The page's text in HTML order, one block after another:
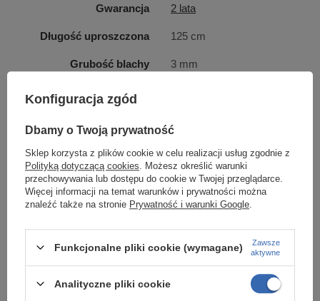
Potrzebujesz pomocy przy
konfiguracji własnego regału?
Skontaktuj się z nami, a pomożemy Ci dobrać
elementy składowe o odpowiednim wymiarze oraz
kompatybilności.
Dodatkowo istnieje możliwość pomalowania
Podaj symbol wybranej barwy z palety RAL, a
otrzymasz wycenę.
Tel.:801 000 955
Tel.:41 24 35 955 wew. 812
Mail:kontakt@e-regaly.pl
Gwarancja 2 lata
Długość uproszczona 125 cm
Grubość blachy 3 mm
Wykończenie
Kolor Czarny mat
DO POBRANIA
Zasoby dotyczące bezpieczeństwa i produktów
Instrukcja z informacją o bezpieczeństwie
Konfiguracja zgód
Dbamy o Twoją prywatność
Sklep korzysta z plików cookie w celu realizacji usług zgodnie z
Polityką dotyczącą cookies . Możesz określić warunki
przechowywania lub dostępu do cookie w Twojej przeglądarce.
Więcej informacji na temat warunków i prywatności można
znaleźć także na stronie Prywatność i warunki Google
Funkcjonalne pliki cookie (wymagane)
Zawsze
aktywne
Analityczne pliki cookie